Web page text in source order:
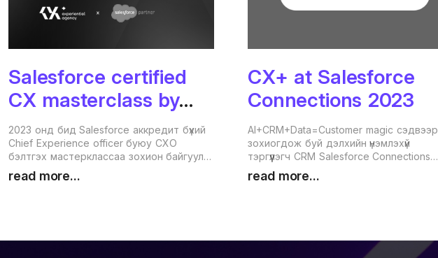
Salesforce certified
CX masterclass by
CX+
2023 онд бид Salesforce аккредит бүхий
Chief Experience officer буюу CXO
бэлтгэх мастерклассаа зохион байгуулж
Монголын топ бизнесийн
байгууллагуудад нэн хэрэгцээтэй хүний
read more...
CX+ at Salesforce
Connections 2023
AI+CRM+Data=Customer magic сэдвээр
зохиогдож буй дэлхийн үнэмлэхүй
тэргүүлэгч CRM Salesforce Connections
арга хэмжээнд CX+ Salesforce
нутагшуулалтын түнш байгууллагын
read more...